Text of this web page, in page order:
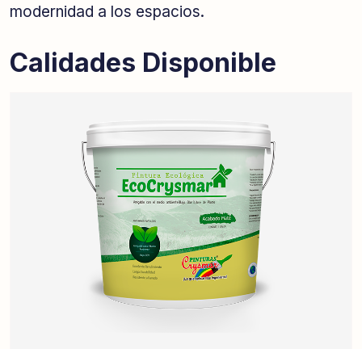
modernidad a los espacios.
Calidades Disponible